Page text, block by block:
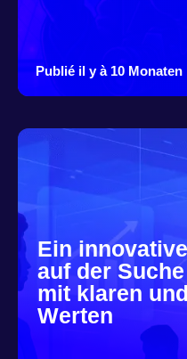
Publié il y à 10 Monaten
Ein
auf der
mit klaren
Werten